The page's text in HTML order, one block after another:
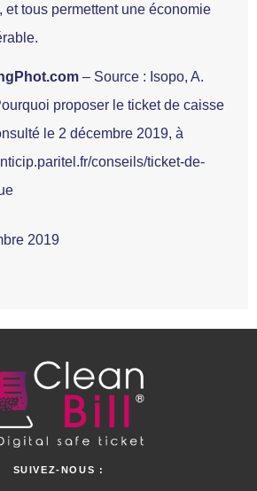
et tous permettent une économie
– Source : Isopo, A.
proposer le ticket de caisse
le 2 décembre 2019, à
conseils/ticket-de-
2019
SUIVEZ-NOUS :